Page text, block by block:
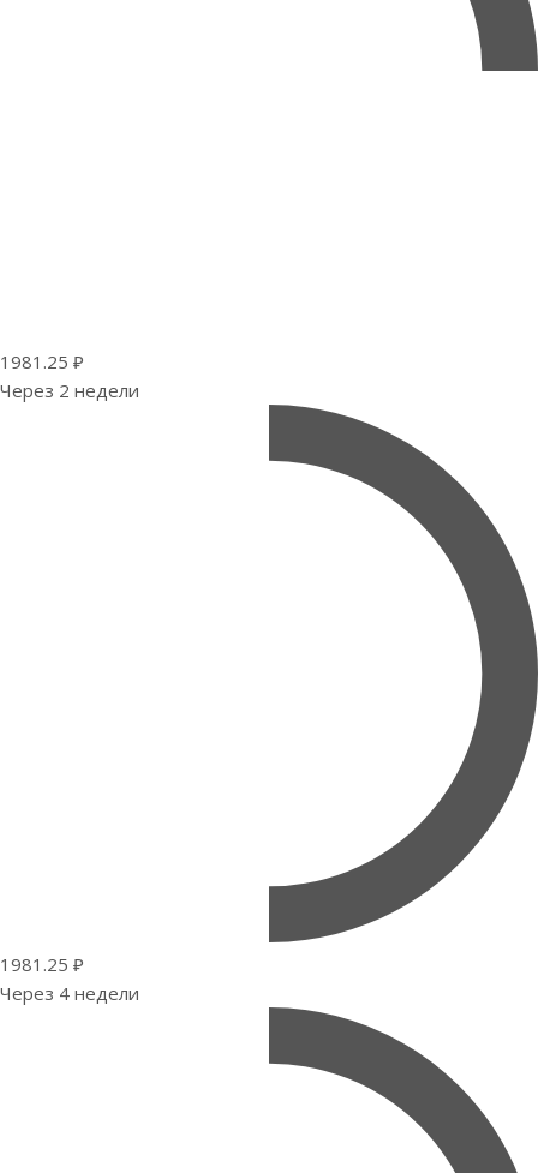
1981.25 ₽
Через 2 недели
1981.25 ₽
Через 4 недели